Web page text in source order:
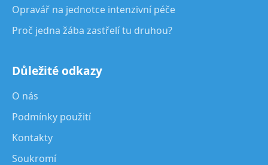
Opravář na jednotce intenzivní péče
Proč jedna žába zastřelí tu druhou?
Důležité odkazy
O nás
Podmínky použití
Kontakty
Soukromí